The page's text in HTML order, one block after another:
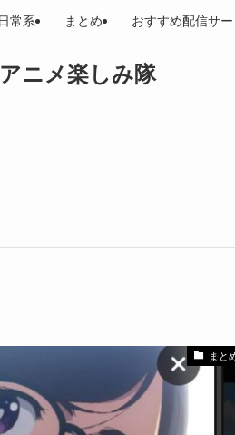
ニメ楽しみ隊
日常系 まとめ おすすめ配信サ
まと